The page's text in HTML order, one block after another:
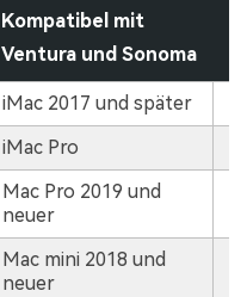
Kompatibel mit
Ventura und Sonoma
iMac 2017 und später
iMac Pro
Mac Pro 2019 und
neuer
Mac mini 2018 und
neuer